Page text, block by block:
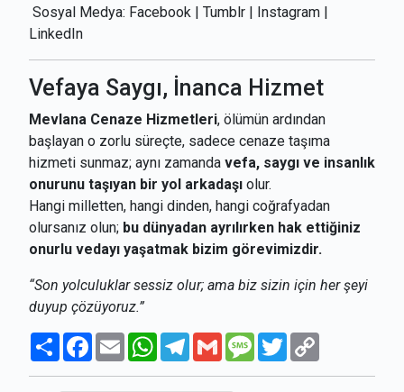
Sosyal Medya: Facebook | Tumblr | Instagram |
LinkedIn
Vefaya Saygı, İnanca Hizmet
Mevlana Cenaze Hizmetleri, ölümün ardından
başlayan o zorlu süreçte, sadece cenaze taşıma
hizmeti sunmaz; aynı zamanda vefa, saygı ve insanlık
onurunu taşıyan bir yol arkadaşı olur.
Hangi milletten, hangi dinden, hangi coğrafyadan
olursanız olun; bu dünyadan ayrılırken hak ettiğiniz
onurlu vedayı yaşatmak bizim görevimizdir.
“Son yolculuklar sessiz olur; ama biz sizin için her şeyi
duyup çözüyoruz.”
PaylaşFacebook
Email WhatsAppTelegram
Gmail Message
Twitter